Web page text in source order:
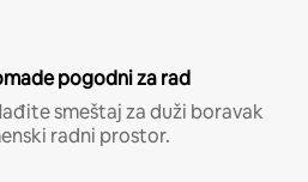
pogodni za rad
smeštaj za duži boravak
radni prostor.